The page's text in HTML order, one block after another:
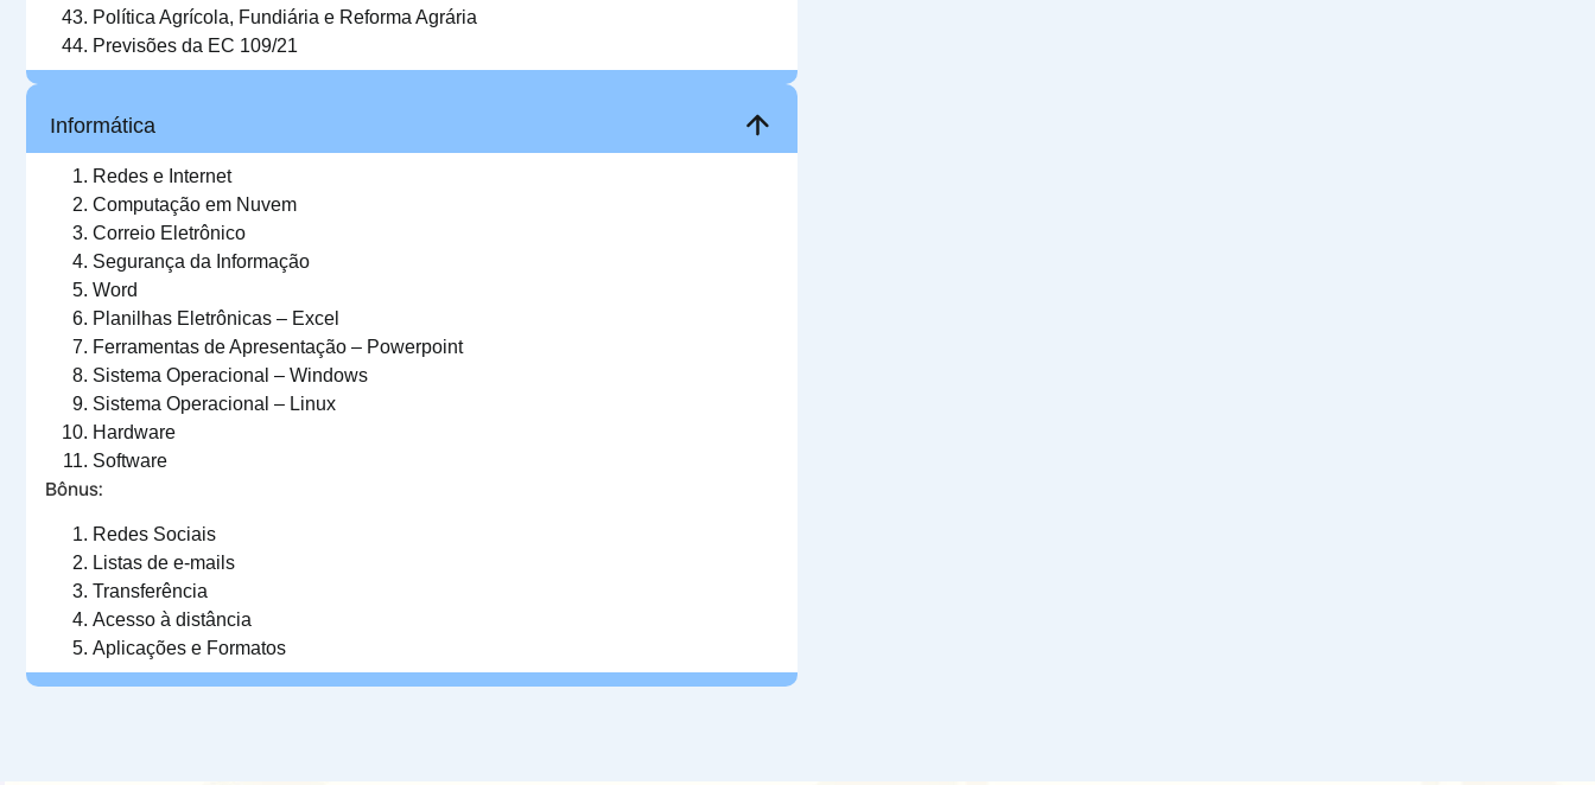
Política Agrícola, Fundiária e Reforma Agrária
Previsões da EC 109/21
Informática
Redes e Internet
Computação em Nuvem
Correio Eletrônico
Segurança da Informação
Word
Planilhas Eletrônicas – Excel
Ferramentas de Apresentação – Powerpoint
Sistema Operacional – Windows
Sistema Operacional – Linux
Hardware
Software
Bônus:
Redes Sociais
Listas de e-mails
Transferência
Acesso à distância
Aplicações e Formatos